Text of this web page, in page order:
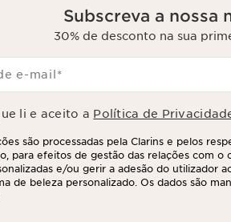
Subscreva a nossa
30% de desconto na sua
e-mail *
li e aceito a Política de
são processadas pela Clarins e pelos
para efeitos de gestão das relações com o
e/ou gerir a adesão do utilizador
de beleza personalizado. Os dados são
último contacto ou encomenda. Tem o